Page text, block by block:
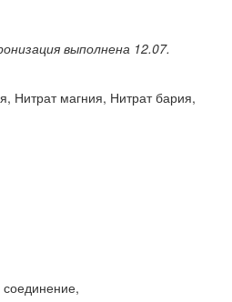
выполнена 12.07.
Нитрат магния, Нитрат бария,